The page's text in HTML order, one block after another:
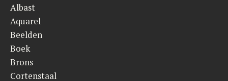
Albast
Aquarel
Beelden
Boek
Brons
Cortenstaal